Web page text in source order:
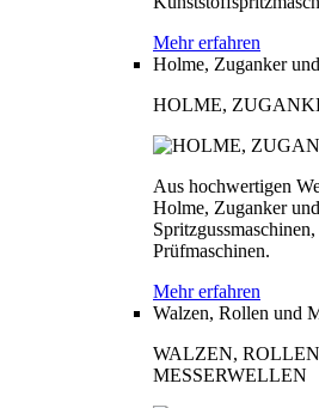
Mehr erfahren
Holme, Zuganker
HOLME,
Aus hochwertigen
Holme, Zuganker
Spritzgussmaschinen,
Prüfmaschinen.
Mehr erfahren
Walzen, Rollen und
WALZEN,
MESSERWELLEN